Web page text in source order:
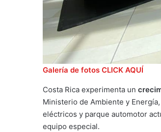
Galería de fotos CLICK AQUÍ
Costa Rica experimenta un
Ministerio de Ambiente y
eléctricos y parque automotor
equipo especial.